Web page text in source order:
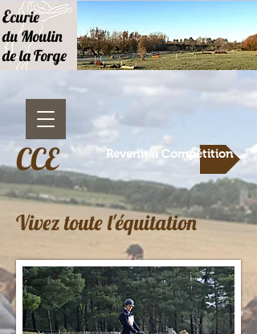
Ecurie
du Moulin
de la Forge
CCE Revenir à Compétition
Vivez toute l'équitation